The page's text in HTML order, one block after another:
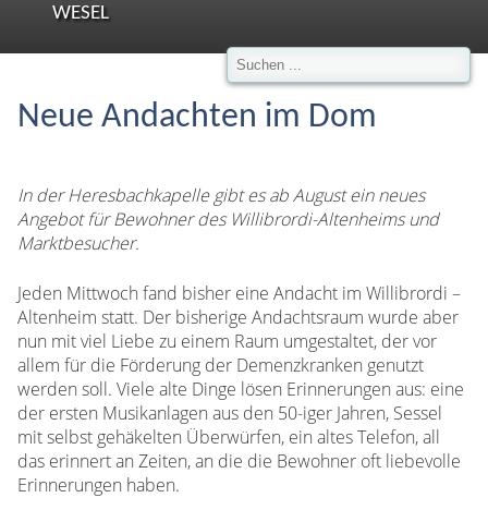
WESEL
Neue Andachten im Dom
In der Heresbachkapelle gibt es ab August ein neues
Angebot für Bewohner des Willibrordi-Altenheims und
Marktbesucher.
Jeden Mittwoch fand bisher eine Andacht im Willibrordi –
Altenheim statt. Der bisherige Andachtsraum wurde aber
nun mit viel Liebe zu einem Raum umgestaltet, der vor
allem für die Förderung der Demenzkranken genutzt
werden soll. Viele alte Dinge lösen Erinnerungen aus: eine
der ersten Musikanlagen aus den 50-iger Jahren, Sessel
mit selbst gehäkelten Überwürfen, ein altes Telefon, all
das erinnert an Zeiten, an die die Bewohner oft liebevolle
Erinnerungen haben.